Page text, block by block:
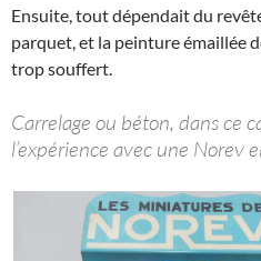
Ensuite, tout dépendait du
parquet, et la peinture émaillée
trop souffert.
Carrelage ou béton, dans ce
l’expérience avec une Norev